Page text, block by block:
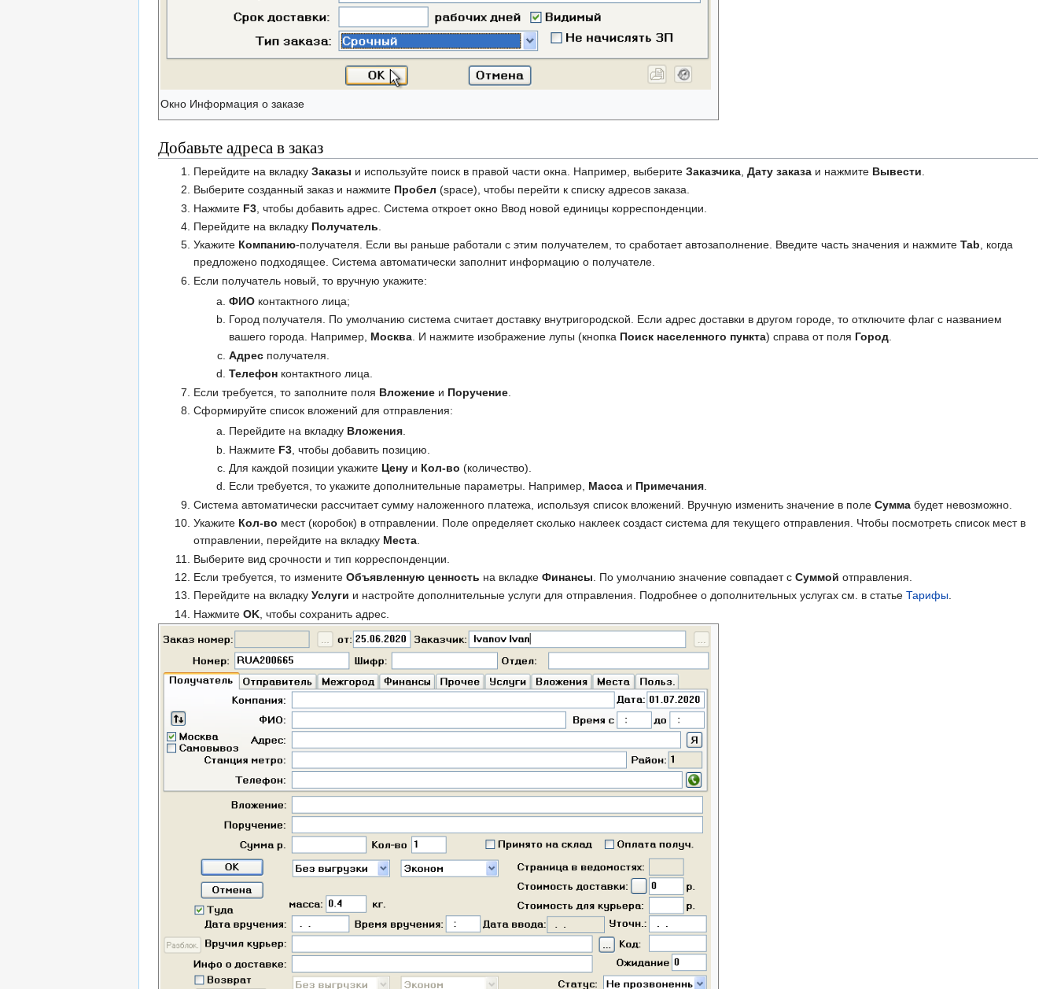
Окно Информация о заказе
Добавьте адреса в заказ
Перейдите на вкладку Заказы и используйте поиск в правой части окна. Например, выберите Заказчика, Дату заказаи нажмите Вывести
Выберите созданный заказ и нажмите Пробел (space), чтобы перейти к списку адресов заказа.
Нажмите F3, чтобы добавить адрес. Система откроет окно Ввод новой единицы корреспонденции.
Перейдите на вкладку Получатель
Укажите Компанию-получателя. Если вы раньше работали с этим получателем, то сработает автозаполнение. Введите часть значения и нажмите Tab, когда
предложено подходящее. Система автоматически заполнит информацию о получателе.
Если получатель новый, то вручную укажите:
ФИОконтактного лица;
Город получателя. По умолчанию система считает доставку внутригородской. Если адрес доставки в другом городе, то отключите флаг с названием
вашего города. Например, Москва. И нажмите изображение лупы (кнопка Поиск населенного пункта) справа от поля Город.
Адресполучателя.
Телефонконтактного лица.
Если требуется, то заполните поля Вложениеи Поручение.
Сформируйте список вложений для отправления:
Перейдите на вкладку Вложения.
Нажмите F3, чтобы добавить позицию.
Для каждой позиции укажите Ценуи Кол-во (количество).
Если требуется, то укажите дополнительные параметры. Например, Массаи Примечания.
Система автоматически рассчитает сумму наложенного платежа, используя список вложений. Вручную изменить значение в поле Суммабудет невозможно.
Укажите Кол-во мест (коробок) в отправлении. Поле определяет сколько наклеек создаст система для текущего отправления. Чтобы посмотреть список мест в
отправлении, перейдите на вкладку Места.
Выберите вид срочности и тип корреспонденции.
Если требуется, то измените Объявленную ценность на вкладке Финансы . По умолчанию значение совпадает с Суммой отправления.
Перейдите на вкладку Услуги и настройте дополнительные услуги для отправления. Подробнее о дополнительных услугах см. в статье Тарифы.
Нажмите OK, чтобы сохранить адрес.